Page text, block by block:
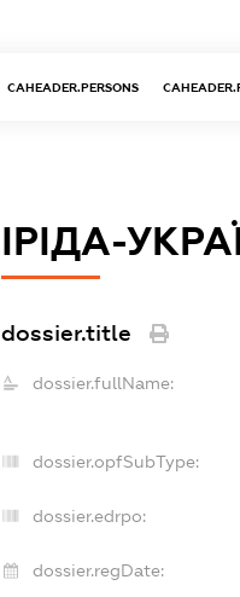
CAHEADER.PERSONS
ІРІДА-
dossier.title
dossier.fullName:
dossier.opfSubType:
dossier.edrpo:
dossier.regDate: